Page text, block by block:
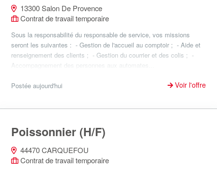
13300 Salon De Provence
Contrat de travail temporaire
Sous la responsabilité du responsable de service, vos missions
seront les suivantes : - Gestion de l'accueil au comptoir ; - Aide et
renseignement des clients ; - Gestion du courrier et des colis ; -
Accompagnement des personnes aux automates...
Postée aujourd'hui Voir l'offre
Poissonnier (H/F)
44470 CARQUEFOU
Contrat de travail temporaire